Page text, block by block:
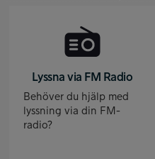
Lyssna via FM Radio
Behöver du hjälp med
lyssning via din FM-
radio?